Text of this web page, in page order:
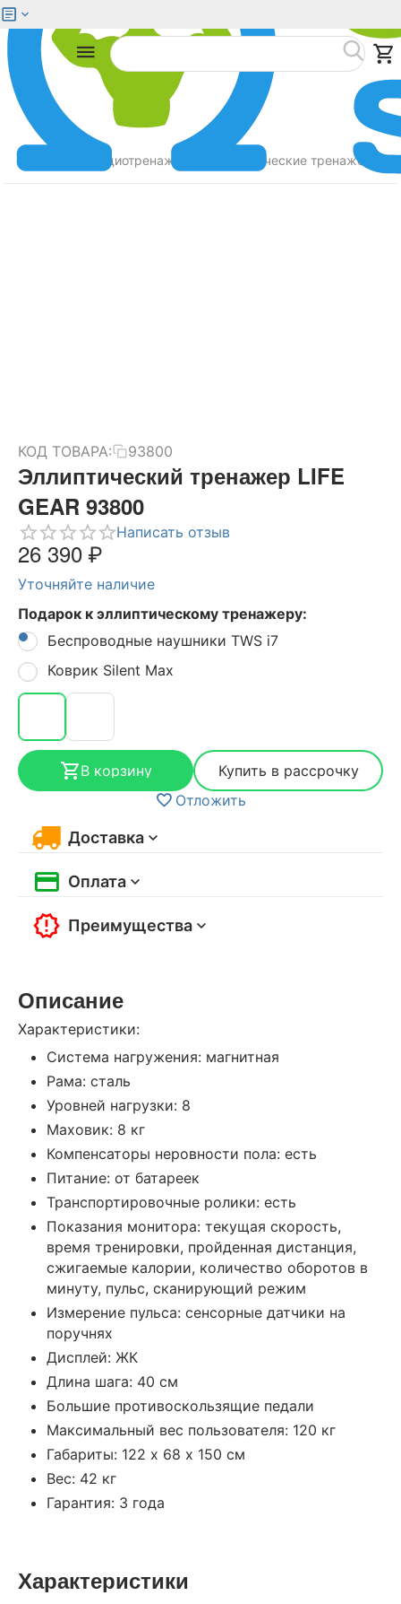
Кардиотренажеры Эллиптические тренажеры
КОД ТОВАРА: 93800
Эллиптический тренажер LIFE
GEAR 93800
Написать отзыв
26 390₽
Уточняйте наличие
Подарок к эллиптическому тренажеру:
Беспроводные наушники TWS i7
Коврик Silent Max
В корзину
Купить в рассрочку
Отложить
Доставка
Оплата
Преимущества
Описание
Характеристики:
Система нагружения: магнитная
Рама: сталь
Уровней нагрузки: 8
Маховик: 8 кг
Компенсаторы неровности пола: есть
Питание: от батареек
Транспортировочные ролики: есть
Показания монитора: текущая скорость,
время тренировки, пройденная дистанция,
сжигаемые калории, количество оборотов в
минуту, пульс, сканирующий режим
Измерение пульса: сенсорные датчики на
поручнях
Дисплей: ЖК
Длина шага: 40 см
Большие противоскользящие педали
Максимальный вес пользователя: 120 кг
Габариты: 122 х 68 х 150 см
Вес: 42 кг
Гарантия: 3 года
Характеристики
Меню Найти